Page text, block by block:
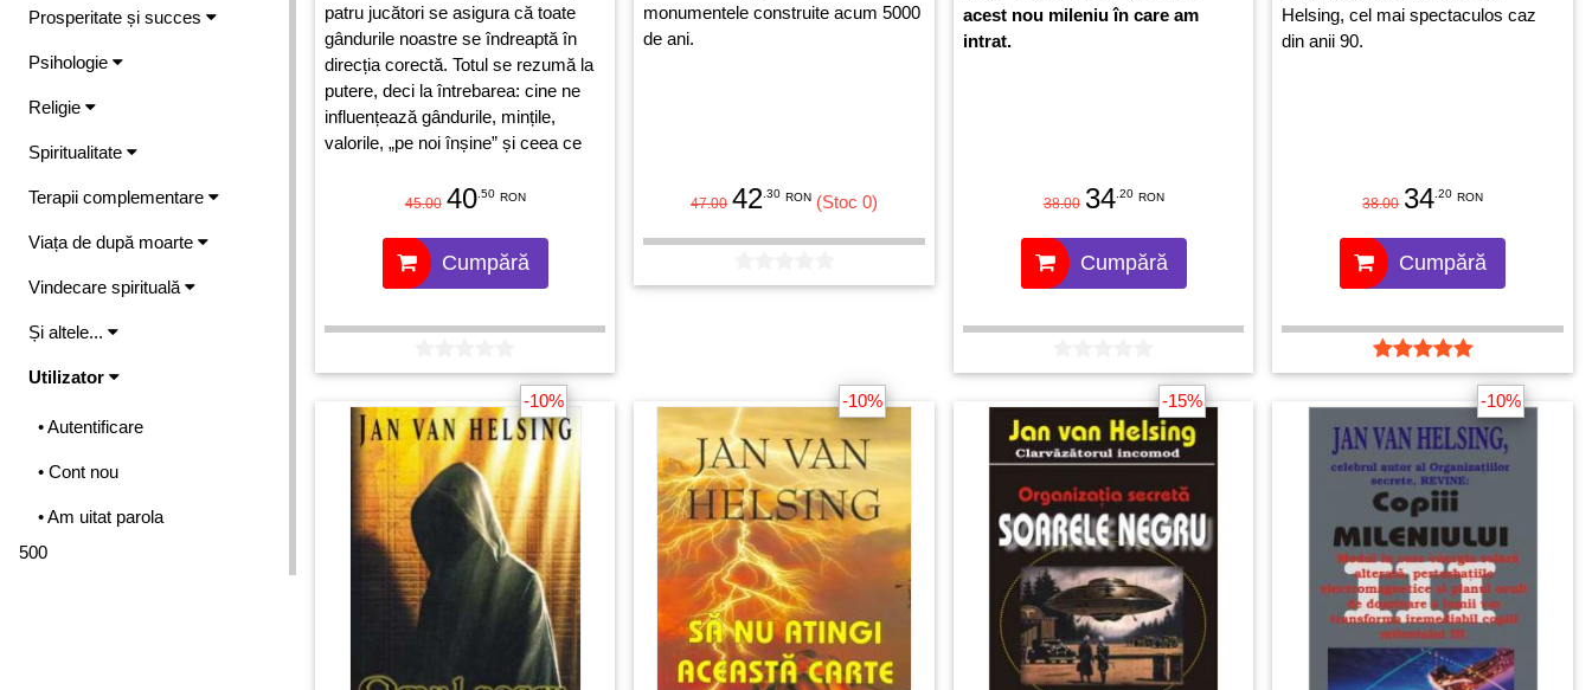
Prosperitate și succes
Psihologie
Religie
Spiritualitate
Terapii complementare
Viața de după moarte
Vindecare spirituală
Și altele...
Utilizator
• Autentificare
• Cont nou
• Am uitat parola
500
patru jucători se asigura că toate
gândurile noastre se îndreaptă în
direcția corectă. Totul se rezumă la
putere, deci la întrebarea: cine ne
influențează gândurile, mințile,
valorile, „pe noi înșine” și ceea ce
45.00 40.50 RON
Cumpără
monumentele construite acum 5000
de ani.
47.00 42 .30 RON (Stoc 0)
acest nou mileniu în care am
intrat.
38.00 34 .20 RON
Cumpără
Helsing, cel mai spectaculos caz
din anii 90.
38.00 34 .20 RON
Cumpără
-10% -10% -15% -10%